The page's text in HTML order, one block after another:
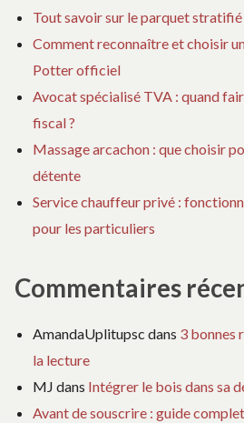
Tout savoir sur le parquet stratifié
Comment reconnaître et choisir
Potter officiel
Avocat spécialisé TVA : quand
fiscal ?
Massage arcachon : que choisir
détente
Service chauffeur privé :
pour les particuliers
Commentaires
AmandaUplitupsc dans 3 bonnes
la lecture
MJ dans Intégrer le bois dans sa
Avant de souscrire : guide